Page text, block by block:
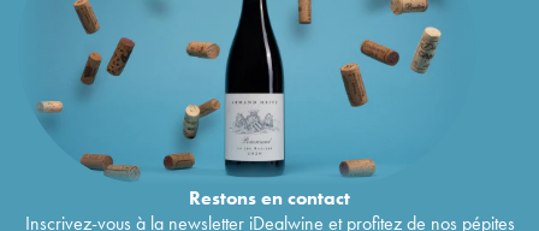
Restons encontact
Inscrivez-vous à la newsletter iDealwine et profitez de nos pépites